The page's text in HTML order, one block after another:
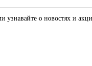
узнавайте о новостях и